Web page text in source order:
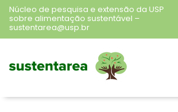
Núcleo de pesquisa e extensão da USP
sobre alimentação sustentável –
sustentarea@usp.br
Sustentarea